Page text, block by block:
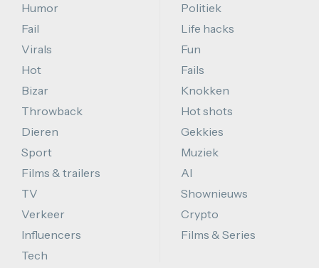
Humor
Fail
Virals
Hot
Bizar
Throwback
Dieren
Sport
Films & trailers
TV
Verkeer
Influencers
Tech
Politiek
Life hacks
Fun
Fails
Knokken
Hot shots
Gekkies
Muziek
AI
Shownieuws
Crypto
Films & Series